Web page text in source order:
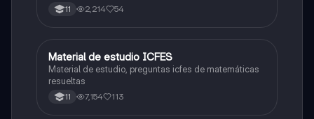
11 2,214 54
ICFES: Matemáticas
Material de estudio ICFES
Material de estudio, preguntas icfes de matemáticas
resueltas
11 7,154 113